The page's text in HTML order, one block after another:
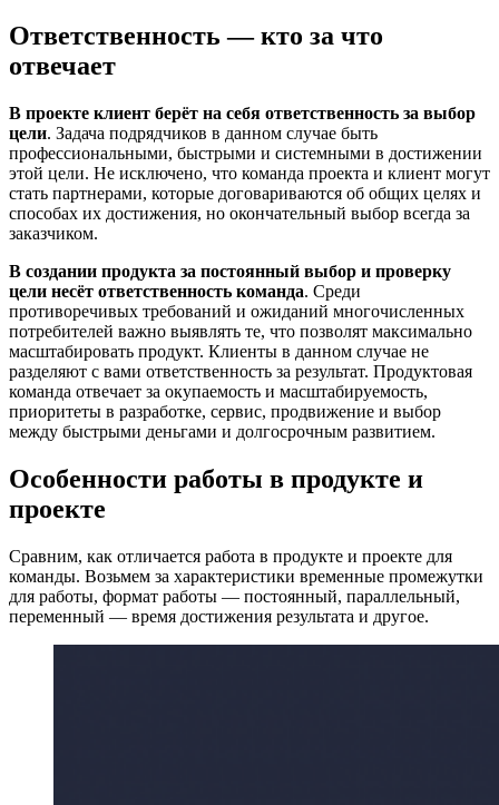
Ответственность — кто за что
отвечает
В проекте клиент берёт на себя ответственность за выбор
цели. Задача подрядчиков в данном случае быть
профессиональными, быстрыми и системными в достижении
этой цели. Не исключено, что команда проекта и клиент могут
стать партнерами, которые договариваются об общих целях и
способах их достижения, но окончательный выбор всегда за
заказчиком.
В создании продукта за постоянный выбор и проверку
цели несёт ответственность команда. Среди
противоречивых требований и ожиданий многочисленных
потребителей важно выявлять те, что позволят максимально
масштабировать продукт. Клиенты в данном случае не
разделяют с вами ответственность за результат. Продуктовая
команда отвечает за окупаемость и масштабируемость,
приоритеты в разработке, сервис, продвижение и выбор
между быстрыми деньгами и долгосрочным развитием.
Особенности работы в продукте и
проекте
Сравним, как отличается работа в продукте и проекте для
команды. Возьмем за характеристики временные промежутки
для работы, формат работы — постоянный, параллельный,
переменный — время достижения результата и другое.